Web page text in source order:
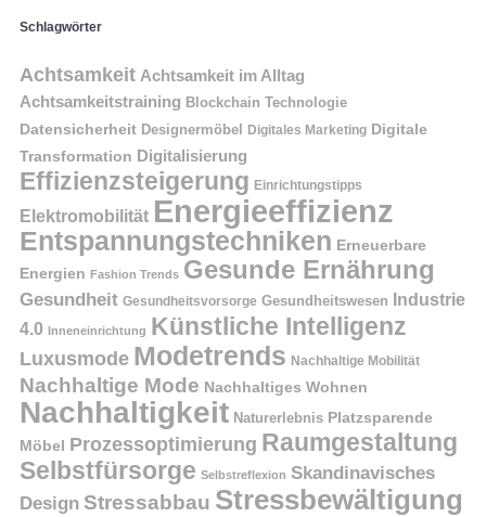
Schlagwörter
Achtsamkeit Achtsamkeit im Alltag
Achtsamkeitstraining Blockchain Technologie
Datensicherheit Designermöbel Digitales Marketing Digitale
Transformation Digitalisierung
Effizienzsteigerung Einrichtungstipps
Elektromobilität Energieeffizienz
Entspannungstechniken Erneuerbare
Energien Fashion Trends Gesunde Ernährung
Gesundheit Gesundheitsvorsorge Gesundheitswesen Industrie
4.0 Inneneinrichtung Künstliche Intelligenz
Luxusmode Modetrends Nachhaltige Mobilität
Nachhaltige Mode Nachhaltiges Wohnen
Nachhaltigkeit Naturerlebnis Platzsparende
Möbel
Prozessoptimierung Raumgestaltung
Selbstfürsorge Selbstreflexion Skandinavisches
Design Stressabbau Stressbewältigung